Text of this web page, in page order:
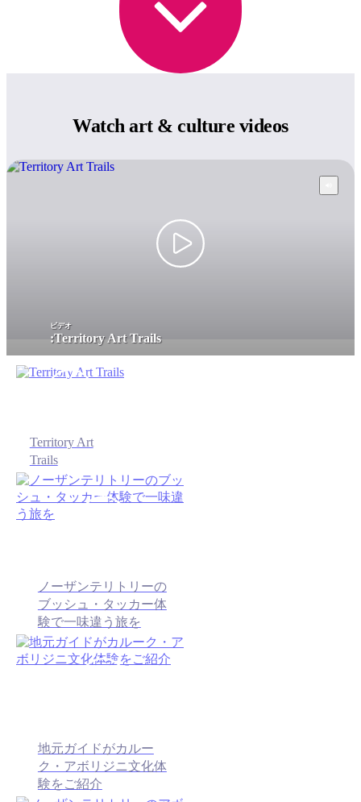
Watch art & culture videos
ビデオ
:Territory Art Trails
Territory Art
Trails
ノーザンテリトリーの
ブッシュ・タッカー体
験で一味違う旅を
地元ガイドがカルー
ク・アボリジニ文化体
験をご紹介